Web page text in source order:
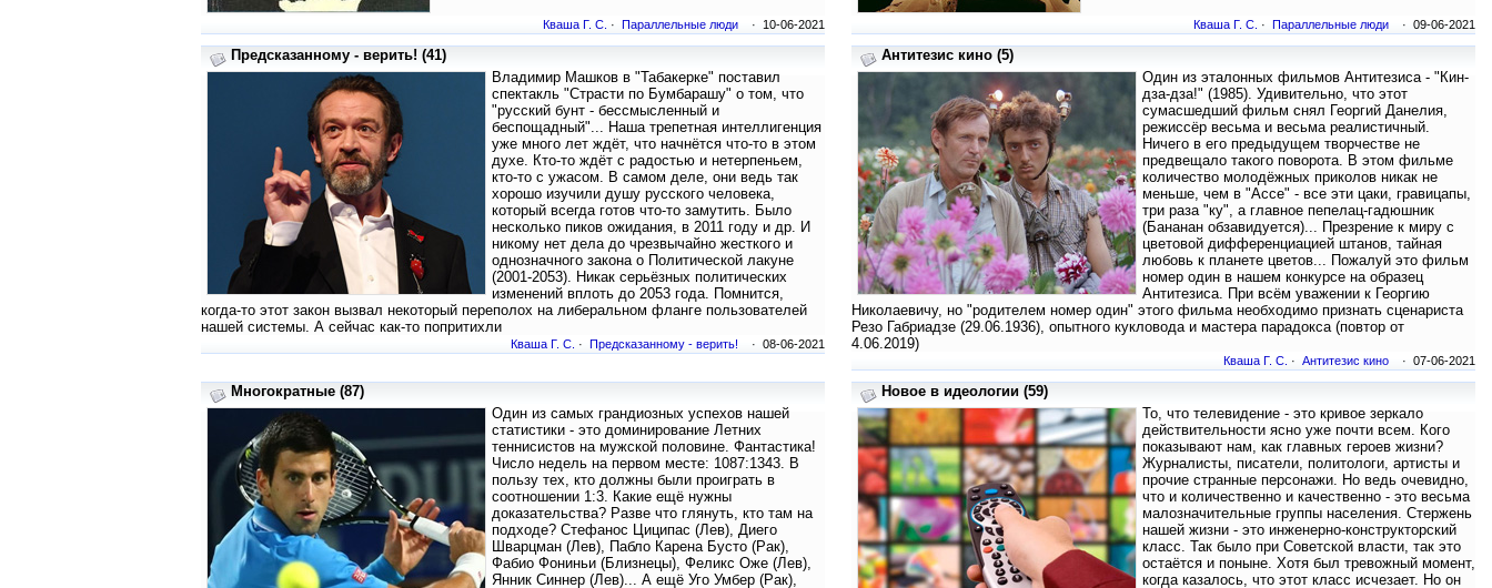
Кваша Г. С. · Параллельные люди · 10-06-2021 Кваша Г. С. · Параллельные люди · 09-06-2021
Предсказанному - верить! (41)
Владимир Машков в "Табакерке" поставил
спектакль "Страсти по Бумбарашу" о том, что
"русский бунт - бессмысленный и
беспощадный"... Наша трепетная интеллигенция
уже много лет ждёт, что начнётся что-то в этом
духе. Кто-то ждёт с радостью и нетерпеньем,
кто-то с ужасом. В самом деле, они ведь так
хорошо изучили душу русского человека,
который всегда готов что-то замутить. Было
несколько пиков ожидания, в 2011 году и др. И
никому нет дела до чрезвычайно жесткого и
однозначного закона о Политической лакуне
(2001-2053). Никак серьёзных политических
изменений вплоть до 2053 года. Помнится,
когда-то этот закон вызвал некоторый переполох на либеральном фланге пользователей
нашей системы. А сейчас как-то попритихли
Кваша Г. С. · Предсказанному - верить! · 08-06-2021
Антитезис кино (5)
Один из эталонных фильмов Антитезиса - "Кин-
дза-дза!" (1985). Удивительно, что этот
сумасшедший фильм снял Георгий Данелия,
режиссёр весьма и весьма реалистичный.
Ничего в его предыдущем творчестве не
предвещало такого поворота. В этом фильме
количество молодёжных приколов никак не
меньше, чем в "Ассе" - все эти цаки, гравицапы,
три раза "ку", а главное пепелац-гадюшник
(Бананан обзавидуется)... Презрение к миру с
цветовой дифференциацией штанов, тайная
любовь к планете цветов... Пожалуй это фильм
номер один в нашем конкурсе на образец
Антитезиса. При всём уважении к Георгию
Николаевичу, но "родителем номер один" этого фильма необходимо признать сценариста
Резо Габриадзе (29.06.1936), опытного кукловода и мастера парадокса (повтор от
4.06.2019)
Кваша Г. С. · Антитезис кино · 07-06-2021
Многократные (87)
Один из самых грандиозных успехов нашей
статистики - это доминирование Летних
теннисистов на мужской половине. Фантастика!
Число недель на первом месте: 1087:1343. В
пользу тех, кто должны были проиграть в
соотношении 1:3. Какие ещё нужны
доказательства? Разве что глянуть, кто там на
подходе? Стефанос Циципас (Лев), Диего
Шварцман (Лев), Пабло Карена Бусто (Рак),
Фабио Фониньи (Близнецы), Феликс Оже (Лев),
Янник Синнер (Лев)... А ещё Уго Умбер (Рак),
Новое в идеологии (59)
То, что телевидение - это кривое зеркало
действительности ясно уже почти всем. Кого
показывают нам, как главных героев жизни?
Журналисты, писатели, политологи, артисты и
прочие странные персонажи. Но ведь очевидно,
что и количественно и качественно - это весьма
малозначительные группы населения. Стержень
нашей жизни - это инженерно-конструкторский
класс. Так было при Советской власти, так это
остаётся и поныне. Хотя был тревожный момент,
когда казалось, что этот класс исчезает. Но он